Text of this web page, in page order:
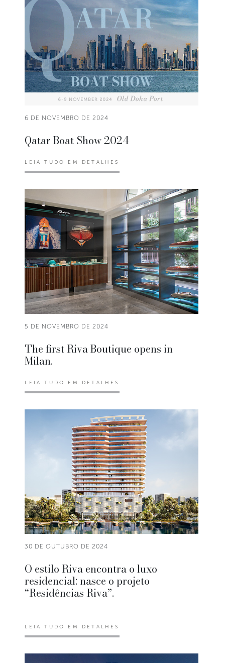
6 DE NOVEMBRO DE 2024
Qatar Boat Show 2024
LEIA TUDO EM DETALHES
5 DE NOVEMBRO DE 2024
The first Riva Boutique opens in
Milan.
LEIA TUDO EM DETALHES
30 DE OUTUBRO DE 2024
O estilo Riva encontra o luxo
residencial: nasce o projeto
“Residências Riva”.
LEIA TUDO EM DETALHES